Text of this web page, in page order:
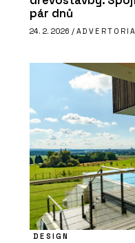
pár dnů
24. 2. 2026 /
DESIGN